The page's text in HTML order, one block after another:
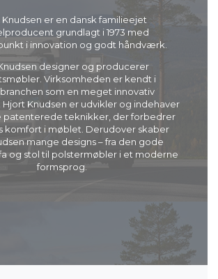
Knudsen er en dansk familieejet
grundlagt i 1973 med
i innovation og godt håndværk.
designer og producerer
Virksomheden er kendt i
som en meget innovativ
Knudsen er udvikler og indehaver
patenterede teknikker, der forbedrer
komfort i møblet. Derudover skaber
mange designs – fra den gode
og stol til polstermøbler i et moderne
formsprog.